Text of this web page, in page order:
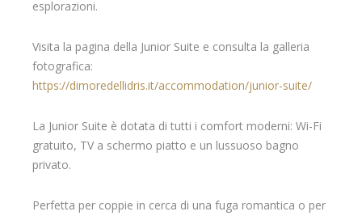
esplorazioni.
Visita la pagina della Junior Suite e consulta la galleria
fotografica:
https://dimoredellidris.it/accommodation/junior-suite/
La Junior Suite è dotata di tutti i comfort moderni: Wi-Fi
gratuito, TV a schermo piatto e un lussuoso bagno
privato.
Perfetta per coppie in cerca di una fuga romantica o per